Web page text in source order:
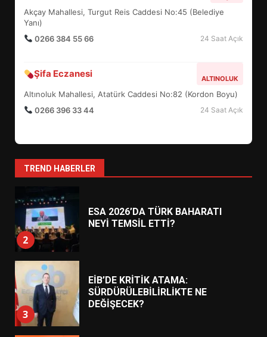
Akçay Mahallesi, Turgut Reis Caddesi No:45 (Belediye
Yanı)
0266 384 55 66
24 Saat Açık
Şifa Eczanesi ALTINOLUK
Altınoluk Mahallesi, Atatürk Caddesi No:82 (Kordon Boyu)
0266 396 33 44
24 Saat Açık
TREND HABERLER
7
ŞEKİLLENDİ?
1
HAREKETE GEÇİYOR: GÖZLER
BULUŞMADA
2
3
EİB’DE KRİTİK ATAMA:
SÜRDÜRÜLEBİLİRLİKTE NE
DEĞİŞECEK?
4
EDREMİT’İN GURURU TÜRKİYE
FİNALİNDE NE BAŞARDI?